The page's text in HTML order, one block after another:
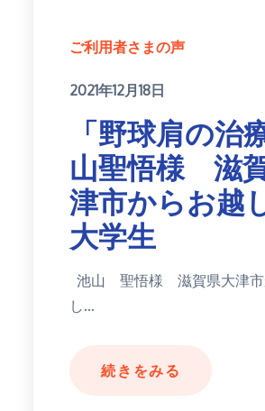
ご利用者さまの声
Posted
2021年12月18日
「野球肩の治
山聖悟様 滋
津市からお越
大学生
池山 聖悟様 滋賀県大津市
し…
続きをみる